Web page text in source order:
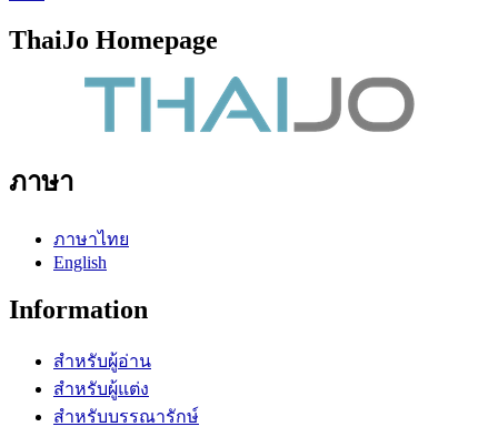
ThaiJo Homepage
ภาษา
ภาษาไทย
English
Information
สำหรับผู้อ่าน
สำหรับผู้แต่ง
สำหรับบรรณารักษ์